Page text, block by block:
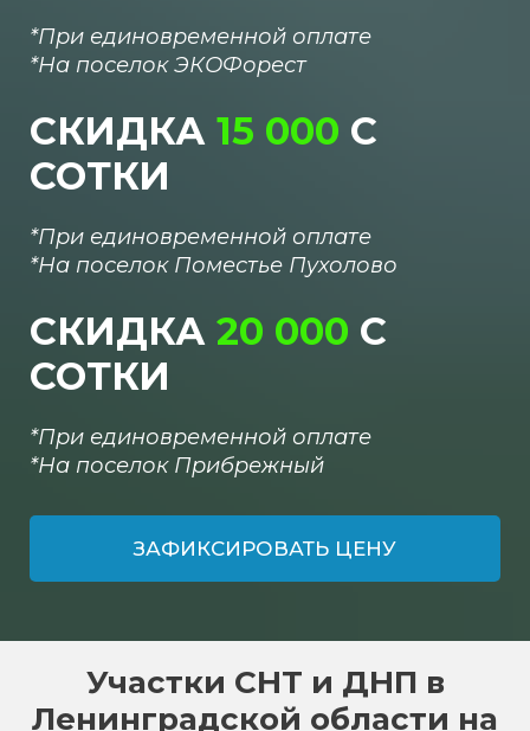
*При единовременной оплате
*На поселокЭКОФорест
СКИДКА 15 000 С
СОТКИ
*При единовременной оплате
*На поселок Поместье Пухолово
СКИДКА 20 000 С
СОТКИ
*При единовременной оплате
*На поселокПрибрежный
ЗАФИКСИРОВАТЬ ЦЕНУ
Участки СНТ и ДНП в
Ленинградской области на